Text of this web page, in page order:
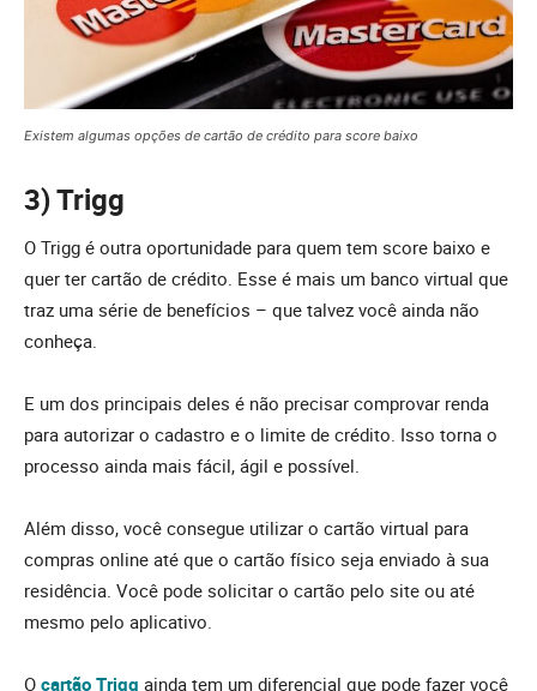
Existem algumas opções de cartão de crédito para score baixo
3) Trigg
O Trigg é outra oportunidade para quem tem score baixo e
quer ter cartão de crédito. Esse é mais um banco virtual que
traz uma série de benefícios – que talvez você ainda não
conheça.
E um dos principais deles é não precisar comprovar renda
para autorizar o cadastro e o limite de crédito. Isso torna o
processo ainda mais fácil, ágil e possível.
Além disso, você consegue utilizar o cartão virtual para
compras online até que o cartão físico seja enviado à sua
residência. Você pode solicitar o cartão pelo site ou até
mesmo pelo aplicativo.
O cartão Trigg ainda tem um diferencial que pode fazer você